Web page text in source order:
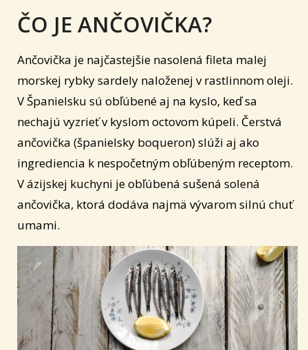
ČO JE ANČOVIČKA?
Ančovička je najčastejšie nasolená fileta malej
morskej rybky sardely naloženej v rastlinnom oleji.
V Španielsku sú obľúbené aj na kyslo, keď sa
nechajú vyzrieť v kyslom octovom kúpeli. Čerstvá
ančovička (španielsky boqueron) slúži aj ako
ingrediencia k nespočetným obľúbeným receptom.
V ázijskej kuchyni je obľúbená sušená solená
ančovička, ktorá dodáva najmä vývarom silnú chuť
umami.